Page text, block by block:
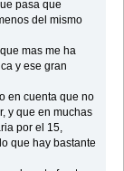
pasa que
del mismo
mas me ha
y ese gran
en cuenta que no
y que en muchas
por el 15,
que hay bastante